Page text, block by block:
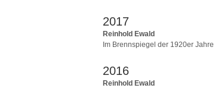
2017
Reinhold Ewald
Im Brennspiegel der 1920er Jahre
2016
Reinhold Ewald